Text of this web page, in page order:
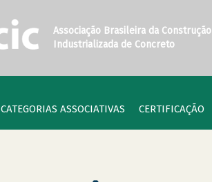
Associação Brasileira da Construção
Industrializada de Concreto
CATEGORIAS ASSOCIATIVAS CERTIFICAÇÃO